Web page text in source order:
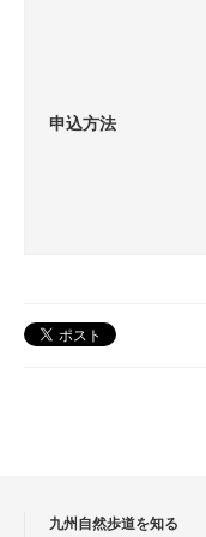
申込方法
九州自然歩道を知る